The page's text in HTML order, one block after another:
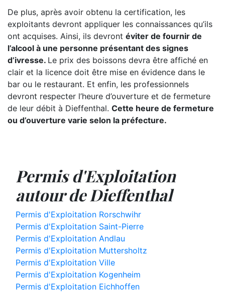
De plus, après avoir obtenu la certification, les
exploitants devront appliquer les connaissances qu’ils
ont acquises. Ainsi, ils devront éviter de fournir de
l’alcool à une personne présentant des signes
d’ivresse. Le prix des boissons devra être affiché en
clair et la licence doit être mise en évidence dans le
bar ou le restaurant. Et enfin, les professionnels
devront respecter l’heure d’ouverture et de fermeture
de leur débit à Dieffenthal. Cette heure de fermeture
ou d’ouverture varie selon la préfecture.
Permis d'Exploitation
autour de Dieffenthal
Permis d'Exploitation Rorschwihr
Permis d'Exploitation Saint-Pierre
Permis d'Exploitation Andlau
Permis d'Exploitation Muttersholtz
Permis d'Exploitation Ville
Permis d'Exploitation Kogenheim
Permis d'Exploitation Eichhoffen